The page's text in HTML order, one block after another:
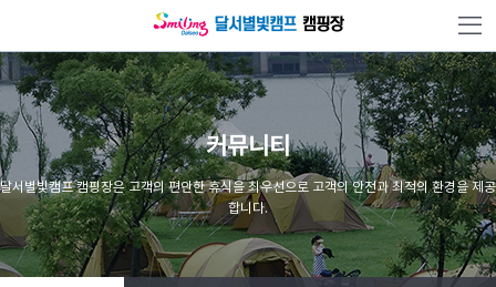
커뮤니티
달서별빛캠프 캠핑장은 고객의 편안한 휴식을 최우선으로 고객의 안전과 최적의 환경을 제공
합니다.